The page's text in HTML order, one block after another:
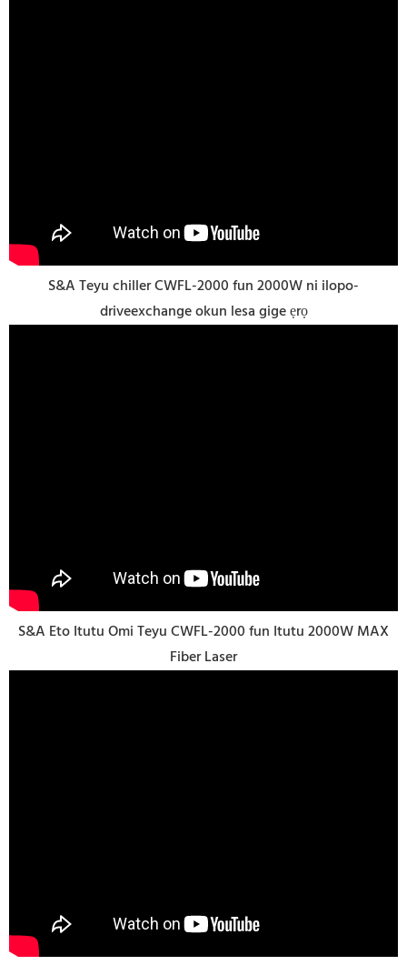
S&A Teyu chiller CWFL-2000 fun 2000W ni ilopo-
driveexchange okun lesa gige ẹrọ
S&A Eto Itutu Omi Teyu CWFL-2000 fun Itutu 2000W MAX
Fiber Laser